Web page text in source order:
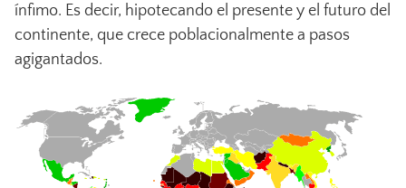
ínfimo. Es decir, hipotecando el presente y el futuro del
continente, que crece poblacionalmente a pasos
agigantados.